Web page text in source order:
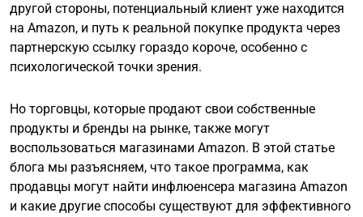
другой стороны, потенциальный клиент уже находится
на Amazon, и путь к реальной покупке продукта через
партнерскую ссылку гораздо короче, особенно с
психологической точки зрения.
Но торговцы, которые продают свои собственные
продукты и бренды на рынке, также могут
воспользоваться магазинами Amazon. В этой статье
блога мы разъясняем, что такое программа, как
продавцы могут найти инфлюенсера магазина Amazon
и какие другие способы существуют для эффективного